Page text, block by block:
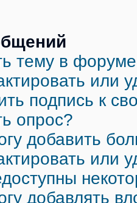
тему в
или
подпись к
опрос?
добавить
или
добавлять